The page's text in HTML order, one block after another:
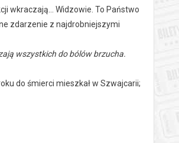
wkraczają… Widzowie. To Państwo
zdarzenie z najdrobniejszymi
wszystkich do bólów brzucha.
do śmierci mieszkał w Szwajcarii;